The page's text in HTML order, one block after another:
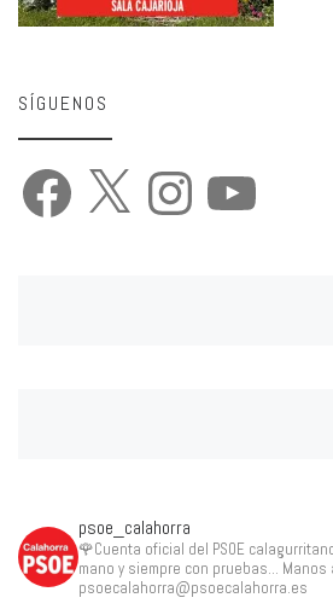
SÍGUENOS
Facebook Instagram YouTube
psoe_calahorra
🌹Cuenta oficial del PSOE
mano y siempre con pruebas... Manos
psoecalahorra@psoecalahorra.es